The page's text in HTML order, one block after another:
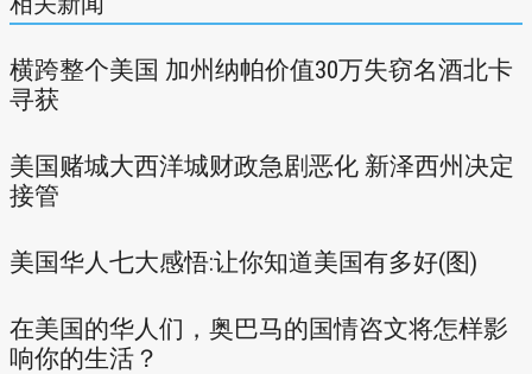
横跨整个美国 加州纳帕价值30万失窃名酒北卡
寻获
美国赌城大西洋城财政急剧恶化 新泽西州决定
接管
美国华人七大感悟:让你知道美国有多好(图)
在美国的华人们，奥巴马的国情咨文将怎样影
响你的生活？